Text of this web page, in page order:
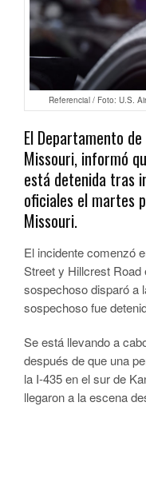
Referencial / Foto: U.S.
El Departamento
Missouri, informó
está detenida tras
oficiales el martes
Missouri.
El incidente comenzó
Street y Hillcrest
sospechoso disparó a
sospechoso fue
Se está llevando a
después de que una
la I-435 en el sur de
llegaron a la escena